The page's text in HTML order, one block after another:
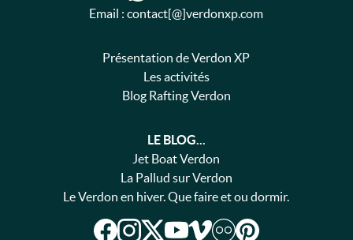
Email : contact[@]verdonxp.com
Présentation de Verdon XP
Les activités
Blog Rafting Verdon
LE BLOG...
Jet Boat Verdon
La Pallud sur Verdon
Le Verdon en hiver. Que faire et ou dormir.